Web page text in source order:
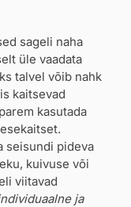
sageli naha
üle vaadata
talvel võib nahk
kaitsevad
kasutada
seisundi pideva
kuivuse või
viitavad
ja